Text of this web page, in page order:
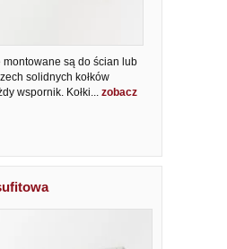
są do ścian lub
solidnych kołków
wspornik. Kołki... zobacz